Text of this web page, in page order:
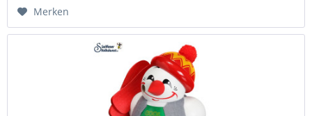
Merken